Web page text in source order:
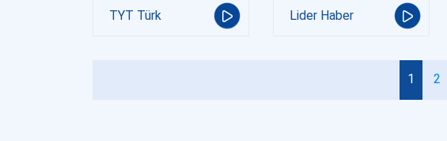
TYT Türk Lider Haber
1 2